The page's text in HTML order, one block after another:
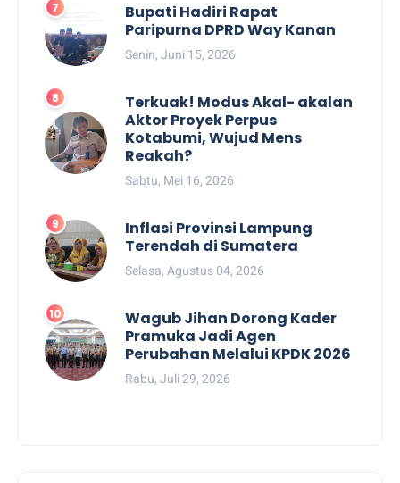
Bupati Hadiri Rapat
Paripurna DPRD Way Kanan
Senin, Juni 15, 2026
Terkuak! Modus Akal- akalan
Aktor Proyek Perpus
Kotabumi, Wujud Mens
Reakah?
Sabtu, Mei 16, 2026
Inflasi Provinsi Lampung
Terendah di Sumatera
Selasa, Agustus 04, 2026
Wagub Jihan Dorong Kader
Pramuka Jadi Agen
Perubahan Melalui KPDK 2026
Rabu, Juli 29, 2026